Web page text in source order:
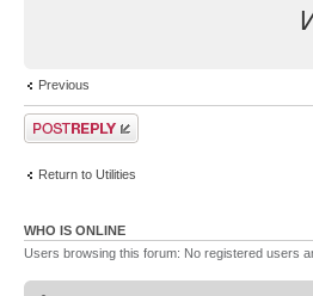
Previous
Post a reply
Return to Utilities
WHO IS ONLINE
Users browsing this forum: No registered users